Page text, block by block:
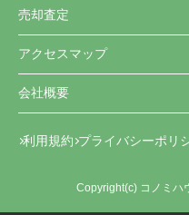
売却査定
アクセスマップ
会社概要
利用規約 プライバシーポリ
Copyright(c) コノミハ